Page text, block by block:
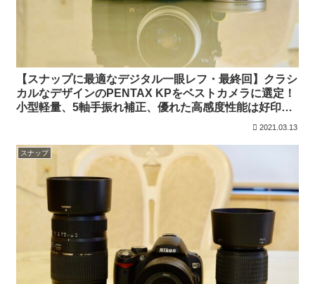
【スナップに最適なデジタル一眼レフ・最終回】クラシ
カルなデザインのPENTAX KPをベストカメラに選定！
小型軽量、5軸手振れ補正、優れた高感度性能は好印象
2021.03.13
スナップ